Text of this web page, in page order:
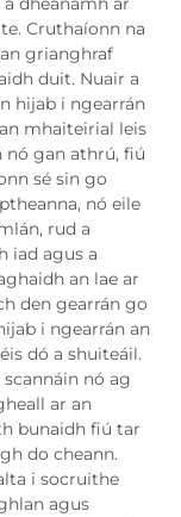
Cruthaíonn na
grianghraf
duit. Nuair a
hijab i ngearrán
mhaiteirial leis
nó gan athrú, fiú
sé sin go
nó eile
rud a
iad agus a
an lae ar
den gearrán go
i ngearrán an
dó a shuiteáil.
nó ag
ar an
bunaidh fiú tar
do cheann.
i socruithe
agus